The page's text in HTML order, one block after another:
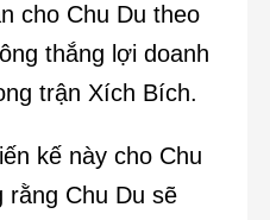
cho Chu Du theo
thắng lợi doanh
trận Xích Bích.
kế này cho Chu
Chu Du sẽ